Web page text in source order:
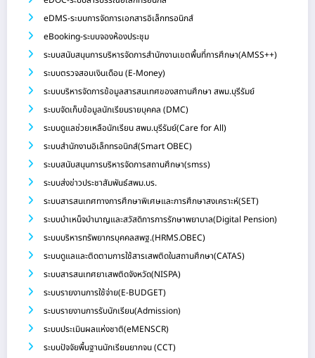
eDMS-ระบบการจัดการเอกสารอิเล็กทรอนิกส์
eBooking-ระบบจองห้องประชุม
ระบบสนับสนุนการบริหารจัดการสำนักงานเขตพื้นที่การศึกษา(AMSS++)
ระบบตรวจสอบเงินเดือน (E-Money)
ระบบบริหารจัดการข้อมูลสารสนเทศของสถานศึกษา สพม.บุรีรัมย์
ระบบจัดเก็บข้อมูลนักเรียนรายบุคคล (DMC)
ระบบดูแลช่วยเหลือนักเรียน สพม.บุรีรัมย์(Care for All)
ระบบสำนักงานอิเล็กทรอนิกส์(Smart OBEC)
ระบบสนับสนุนการบริหารจัดการสถานศึกษา(smss)
ระบบส่งข่าวประชาสัมพันธ์สพม.บร.
ระบบสารสนเทศทางการศึกษาพิเศษและการศึกษาสงเคราะห์(SET)
ระบบบำเหน็จบำนาญและสวัสดิการการรักษาพยาบาล(Digital Pension)
ระบบบริหารทรัพยากรบุคคลสพฐ.(HRMS.OBEC)
ระบบดูแลและติดตามการใช้สารเสพติดในสถานศึกษา(CATAS)
ระบบสารสนเทศยาเสพติดจังหวัด(NISPA)
ระบบรายงานการใช้จ่าย(E-BUDGET)
ระบบรายงานการรับนักเรียน(Admission)
ระบบประเมินผลแห่งชาติ(eMENSCR)
ระบบปัจจัยพื้นฐานนักเรียนยากจน (CCT)